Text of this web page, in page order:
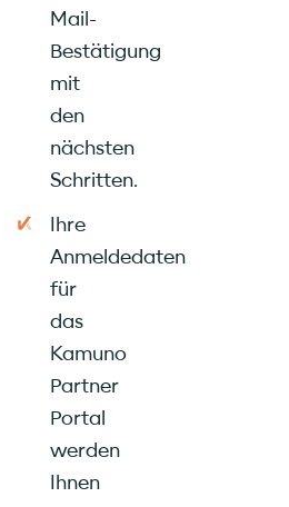
Mail-
Bestätigung
mit
den
nächsten
Schritten.
Ihre
Anmeldedaten
für
das
Kamuno
Partner
Portal
werden
Ihnen